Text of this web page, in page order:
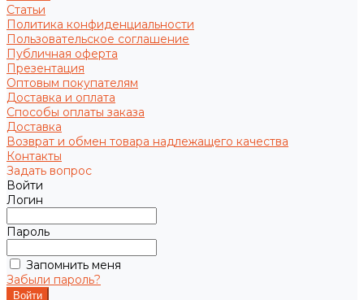
Статьи
Политика конфиденциальности
Пользовательское соглашение
Публичная оферта
Презентация
Оптовым покупателям
Доставка и оплата
Способы оплаты заказа
Доставка
Возврат и обмен товара надлежащего качества
Контакты
Задать вопрос
Войти
Логин
Пароль
Запомнить меня
Забыли пароль?